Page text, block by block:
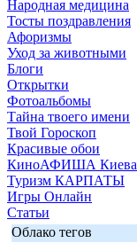
Народная медицина
Тосты поздравления
Афоризмы
Уход за животными
Блоги
Открытки
Фотоальбомы
Тайна твоего имени
Твой Гороскоп
Красивые обои
КиноАФИША Киева
Туризм КАРПАТЫ
Игры Онлайн
Статьи
Облако тегов